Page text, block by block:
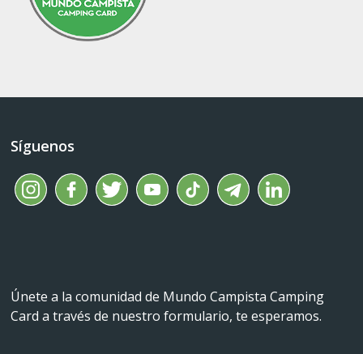
Síguenos
Únete a la comunidad de Mundo Campista Camping
Card a través de nuestro formulario, te esperamos.